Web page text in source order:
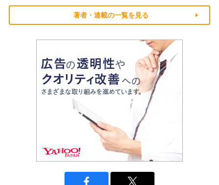
著者・連載の一覧を見る